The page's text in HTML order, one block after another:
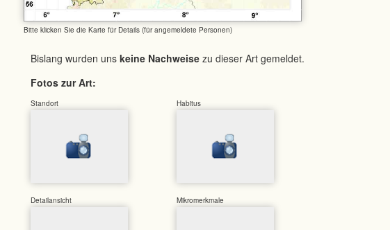
Bitte klicken Sie die Karte für Details (für angemeldete Personen)
Bislang wurden uns keine Nachweise zu dieser Art gemeldet.
Fotos zur Art:
Standort Habitus
Detailansicht Mikromerkmale